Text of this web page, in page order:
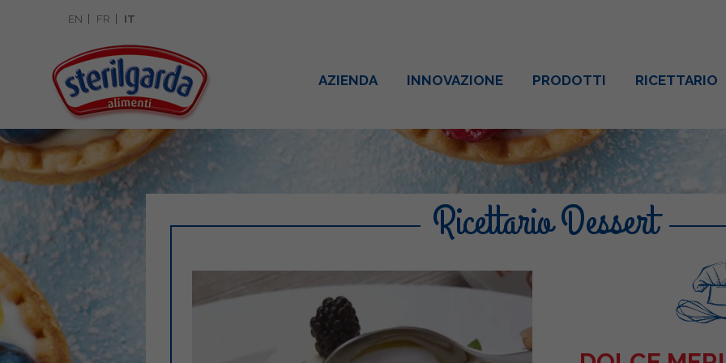
EN FR IT
AZIENDA INNOVAZIONE PRODOTTI RICETTARIO
Ricettario Dessert